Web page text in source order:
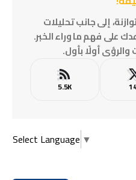
إلى جانب تحليلات
على فهم ما وراء الخبر.
والرؤى أولًا بأول.
5.5K
Select Language ▼